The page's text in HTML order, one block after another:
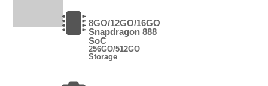
8GO/12GO/16GO
Snapdragon 888
SoC
256GO/512GO
Storage